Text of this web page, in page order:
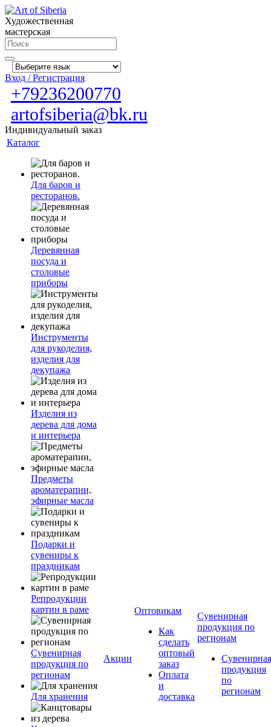
Художественная
мастерская
Вход / Регистрация
+79236200770
artofsiberia@bk.ru
Индивидуальный заказ
Каталог
Для баров и
ресторанов.
Деревянная
посуда и
столовые
приборы
Инструменты
для рукоделия,
изделия для
декупажа
Изделия из
дерева для дома
и интерьера
Предметы
ароматерапии,
эфирные масла
Подарки и
сувениры к
праздникам
Репродукции
картин в раме
Сувенирная
продукция по
регионам
Для хранения
Акции
Оптовикам
Как
сделать
оптовый
заказ
Оплата
и
доставка
Сувенирная
продукция по
регионам
Сувенирная
продукция
по
регионам